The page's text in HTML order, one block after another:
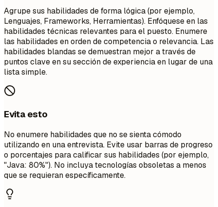
Agrupe sus habilidades de forma lógica (por ejemplo,
Lenguajes, Frameworks, Herramientas). Enfóquese en las
habilidades técnicas relevantes para el puesto. Enumere
las habilidades en orden de competencia o relevancia. Las
habilidades blandas se demuestran mejor a través de
puntos clave en su sección de experiencia en lugar de una
lista simple.
Evita esto
No enumere habilidades que no se sienta cómodo
utilizando en una entrevista. Evite usar barras de progreso
o porcentajes para calificar sus habilidades (por ejemplo,
"Java: 80%"). No incluya tecnologías obsoletas a menos
que se requieran específicamente.